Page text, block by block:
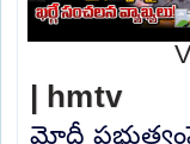
| hmtv
మోదీ